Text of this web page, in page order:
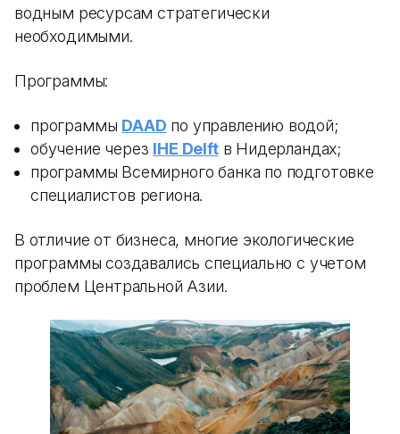
водным ресурсам стратегически
необходимыми.
Программы:
программы DAAD по управлению водой;
обучение через IHE Delftв Нидерландах;
программы Всемирного банка по подготовке
специалистов региона.
В отличие от бизнеса, многие экологические
программы создавались специально с учетом
проблем Центральной Азии.